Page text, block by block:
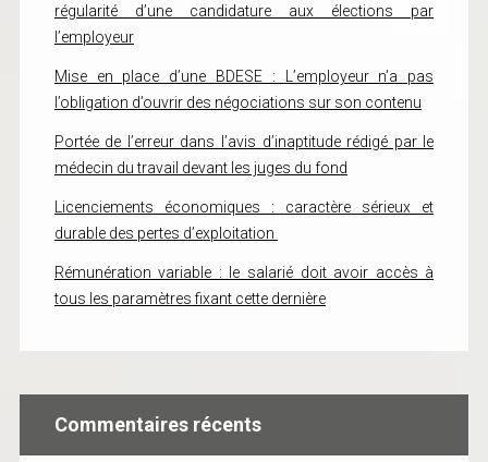
régularité d’une candidature aux élections par
l’employeur
Mise en place d’une BDESE : L’employeur n’a pas
l’obligation d’ouvrir des négociations sur son contenu
Portée de l’erreur dans l’avis d’inaptitude rédigé par le
médecin du travail devant les juges du fond
Licenciements économiques : caractère sérieux et
durable des pertes d’exploitation
Rémunération variable : le salarié doit avoir accès à
tous les paramètres fixant cette dernière
Commentaires récents